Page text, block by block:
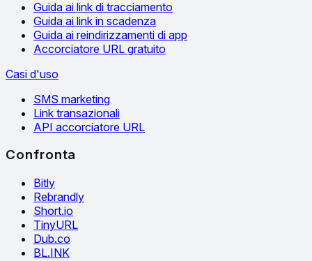
Guida ai link di tracciamento
Guida ai link in scadenza
Guida ai reindirizzamenti di app
Accorciatore URL gratuito
Casi d'uso
SMS marketing
Link transazionali
API accorciatore URL
Confronta
Bitly
Rebrandly
Short.io
TinyURL
Dub.co
BL.INK